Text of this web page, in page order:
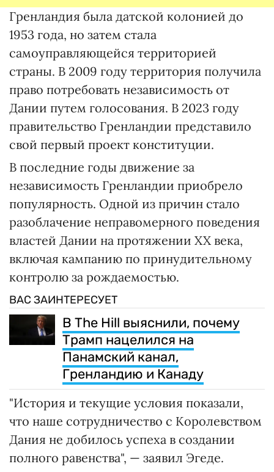
Гренландия была датской колонией до
1953 года, но затем стала
самоуправляющейся территорией
страны. В 2009 году территория получила
право потребовать независимость от
Дании путем голосования. В 2023 году
правительство Гренландии представило
свой первый проект конституции.
В последние годы движение за
независимость Гренландии приобрело
популярность. Одной из причин стало
разоблачение неправомерного поведения
властей Дании на протяжении XX века,
включая кампанию по принудительному
контролю за рождаемостью.
ВАС ЗАИНТЕРЕСУЕТ
В The Hill выяснили, почему
Трамп нацелился на
Панамский канал,
Гренландию и Канаду
"История и текущие условия показали,
что наше сотрудничество с Королевством
Дания не добилось успеха в создании
полного равенства", — заявил Эгеде.